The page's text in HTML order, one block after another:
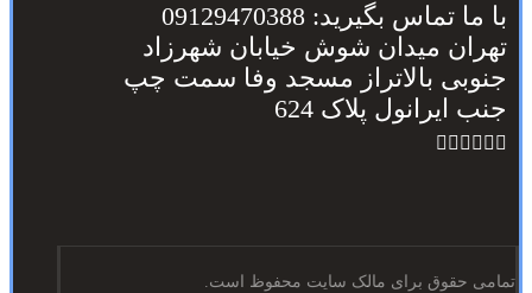
با ما تماس بگیرید: 09129470388
تهران میدان شوش خیابان شهرزاد
جنوبی بالاتراز مسجد وفا سمت چپ
جنب ایرانول پلاک 624
تمامی حقوق برای مالک سایت محفوظ است.